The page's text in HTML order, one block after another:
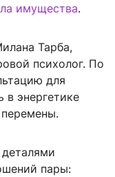
имущества.
Тарба,
психолог. По
для
в энергетике
пары: